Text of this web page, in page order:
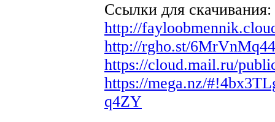
Ссылки для скачивания:
http://
http://rgho.st/6MrVnMq44
https://cloud.mail.ru/
https://mega.nz/
q4ZY